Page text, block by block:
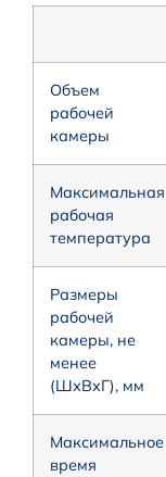
Объем
рабочей
камеры
Максимальная
рабочая
температура
Размеры
рабочей
камеры, не
менее
(ШхВхГ), мм
Максимальное
время